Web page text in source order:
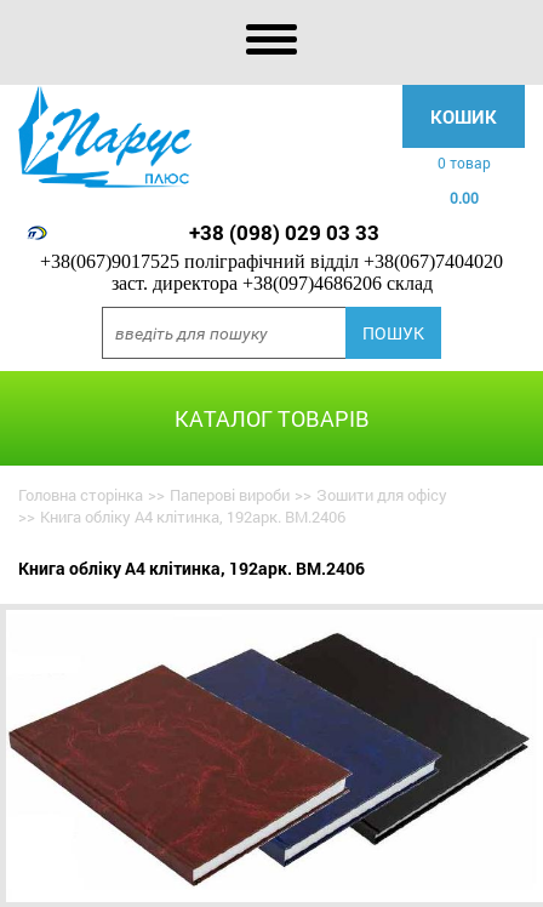
КОШИК
0 товар
0.00
+38 (098) 029 03 33
+38(067)9017525 поліграфічний відділ +38(067)7404020
заст. директора +38(097)4686206 склад
КАТАЛОГ ТОВАРІВ
Головна сторінка >> Паперові вироби >> Зошити для офісу
>> Книга обліку А4 клітинка, 192арк. BM.2406
Книга обліку А4 клітинка, 192арк. BM.2406